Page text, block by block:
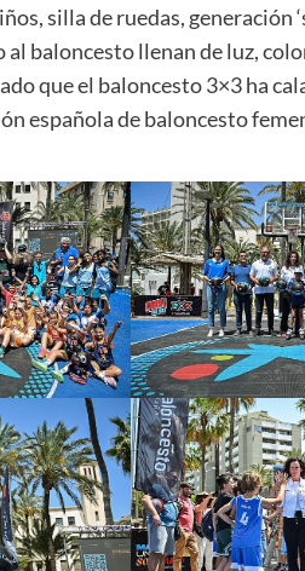
silla de ruedas, generación
baloncesto llenan de luz,
que el baloncesto 3×3 ha
española de baloncesto